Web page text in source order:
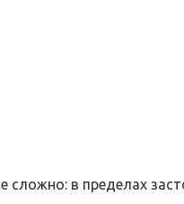
в пределах